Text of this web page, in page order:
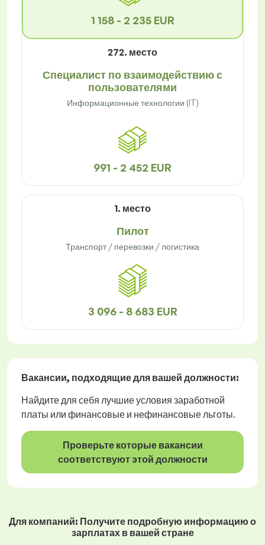
1 158 - 2 235 EUR
272. место
Специалист по взаимодействию с
пользователями
Информационные технологии (IT)
991 - 2 452 EUR
1. место
Пилот
Транспорт / перевозки / логистика
3 096 - 8 683 EUR
Вакансии, подходящие для вашей должности:
Найдите для себя лучшие условия заработной
платы или финансовые и нефинансовые льготы.
Проверьте которые вакансии
соответствуют этой должности
Для компаний: Получите подробную информацию о
зарплатах в вашей стране